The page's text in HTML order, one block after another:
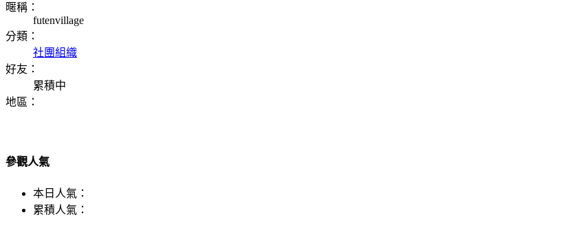
暱稱：
futenvillage
分類：
社團組織
好友：
累積中
地區：
參觀人氣
本日人氣：
累積人氣：